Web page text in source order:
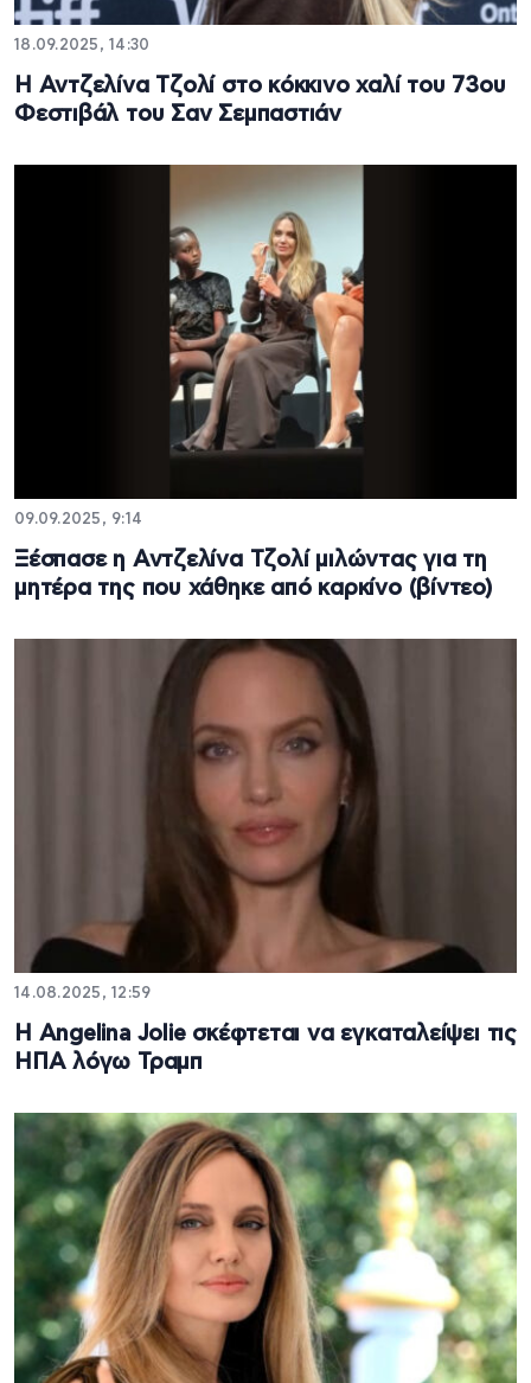
18.09.2025, 14:30
Η Αντζελίνα Τζολί στο κόκκινο χαλί του 73ου
Φεστιβάλ του Σαν Σεμπαστιάν
09.09.2025, 9:14
Ξέσπασε η Αντζελίνα Τζολί μιλώντας για τη
μητέρα της που χάθηκε από καρκίνο (βίντεο)
14.08.2025, 12:59
Η Angelina Jolie σκέφτεται να εγκαταλείψει τις
ΗΠΑ λόγω Τραμπ